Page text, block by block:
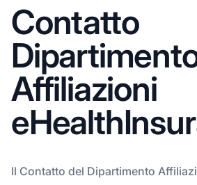
Contatto
Affiliazioni
Il Contatto del Dipartimento